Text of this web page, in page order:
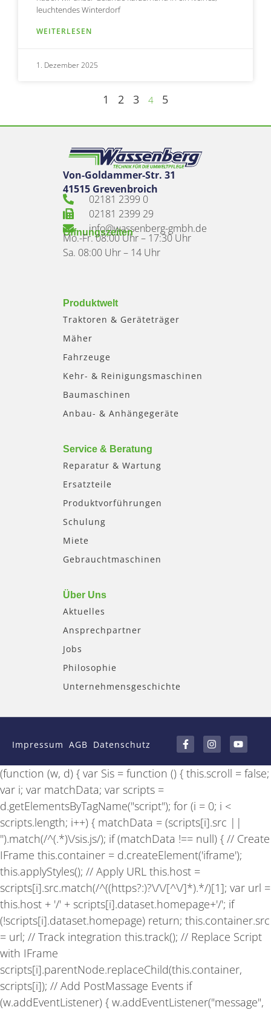
leuchtendes Winterdorf
WEITERLESEN
1. Dezember 2025
1 2 3 4 5
Von-Goldammer-Str. 31
41515 Grevenbroich
02181 2399 0
02181 2399 29
info@wassenberg-gmbh.de
Öffnungszeiten
Mo.-Fr. 08:00 Uhr – 17:30 Uhr
Sa. 08:00 Uhr – 14 Uhr
Produktwelt
Traktoren & Geräteträger
Mäher
Fahrzeuge
Kehr- & Reinigungsmaschinen
Baumaschinen
Anbau- & Anhängegeräte
Service & Beratung
Reparatur & Wartung
Ersatzteile
Produktvorführungen
Schulung
Miete
Gebrauchtmaschinen
Über Uns
Aktuelles
Ansprechpartner
Jobs
Philosophie
Unternehmensgeschichte
Impressum AGB Datenschutz
a
c
e
b
o
-
f
n
s
t
a
g
m
o
u
t
u
b
(function (w, d) { var Sis = function () { this.scroll = false;
var i; var matchData; var scripts =
d.getElementsByTagName("script"); for (i = 0; i <
scripts.length; i++) { matchData = (scripts[i].src ||
'').match(/^(.*)\/sis.js/); if (matchData !== null) { // Create
IFrame this.container = d.createElement('iframe');
this.applyStyles(); // Apply URL this.host =
scripts[i].src.match(/^((https?:)?\/\/[^\/]*).*/)[1]; var url =
this.host + '/' + scripts[i].dataset.homepage+'/'; if
(!scripts[i].dataset.homepage) return; this.container.src
= url; // Track integration this.track(); // Replace Script
with IFrame
scripts[i].parentNode.replaceChild(this.container,
scripts[i]); // Add PostMassage Events if
(w.addEventListener) { w.addEventListener("message",